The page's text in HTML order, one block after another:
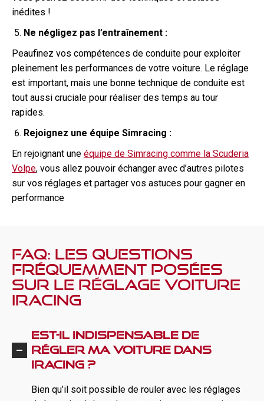
inédites !
Ne négligez pas l’entraînement :
Peaufinez vos compétences de conduite pour exploiter
pleinement les performances de votre voiture. Le réglage
est important, mais une bonne technique de conduite est
tout aussi cruciale pour réaliser des temps au tour
rapides.
Rejoignez une équipe Simracing :
En rejoignant une équipe de Simracing comme la Scuderia
Volpe, vous allez pouvoir échanger avec d’autres pilotes
sur vos réglages et partager vos astuces pour gagner en
performance
FAQ: Les questions
fréquemment posées
sur le réglage voiture
iRacing
Est-il indispensable de
régler ma voiture dans
iRacing ?
Bien qu’il soit possible de rouler avec les réglages